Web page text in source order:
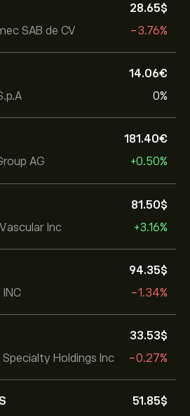
SAB de CV
28.65‎$‎
-3.76%
14.06‎€‎
0%
AG
181.40‎€‎
+0.50%
Inc
81.50‎$‎
+3.16%
INC
94.35‎$‎
-1.34%
Specialty Holdings Inc
33.53‎$‎
-0.27%
51.85‎$‎